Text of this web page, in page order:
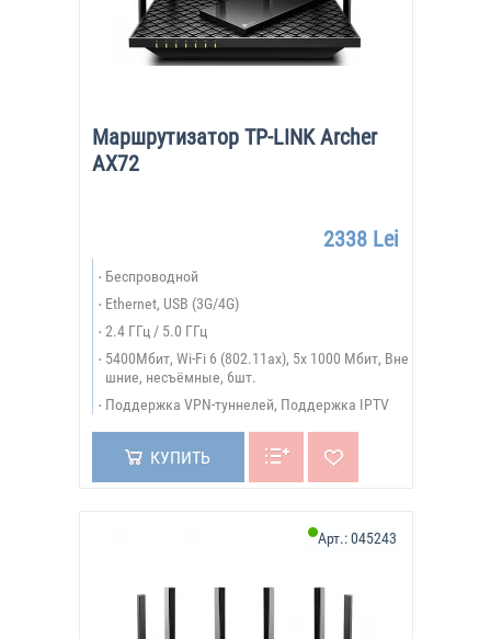
Маршрутизатор TP-LINK Archer
AX72
2338 Lei
Беспроводной
Ethernet, USB (3G/4G)
2.4 ГГц / 5.0 ГГц
5400Мбит, Wi-Fi 6 (802.11ax), 5х 1000 Мбит, Вне
шние, несъёмные, 6шт.
Поддержка VPN-туннелей, Поддержка IPTV
КУПИТЬ
Арт.:045243